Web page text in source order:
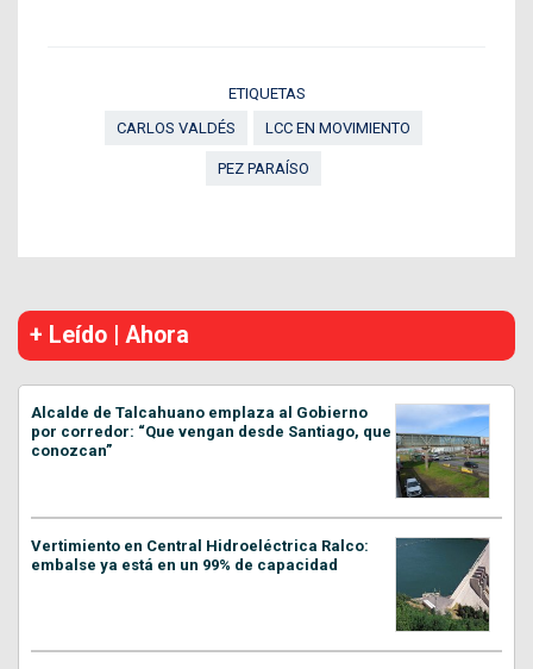
ETIQUETAS
CARLOS VALDÉS
LCC EN MOVIMIENTO
PEZ PARAÍSO
+ Leído | Ahora
Alcalde de Talcahuano emplaza al Gobierno
por corredor: “Que vengan desde Santiago, que
conozcan”
Vertimiento en Central Hidroeléctrica Ralco:
embalse ya está en un 99% de capacidad